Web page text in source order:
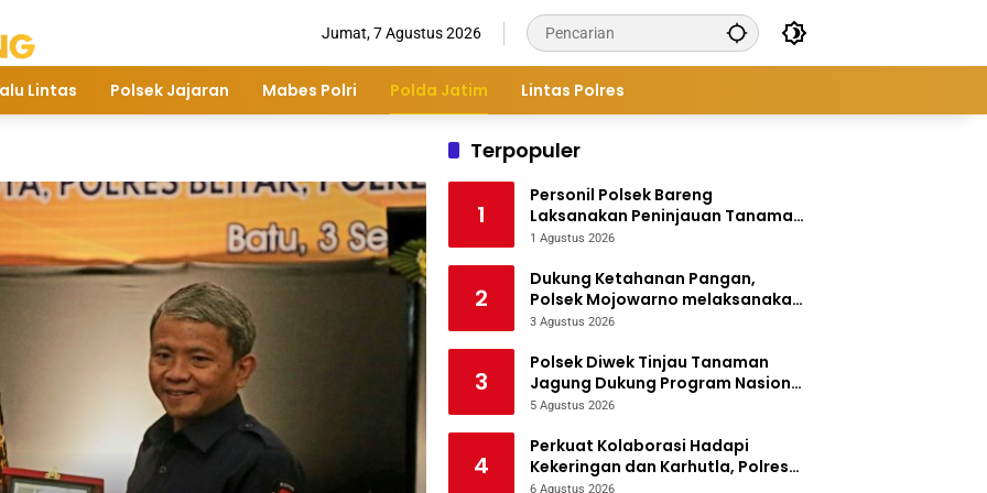
Jumat, 7 Agustus 2026
Lintas Polsek Jajaran Mabes Polri Polda Jatim Lintas Polres
Terpopuler
1
Personil Polsek Bareng
Laksanakan Peninjauan Tanaman
Jagung Dukung Program
1 Agustus 2026
2
Dukung Ketahanan Pangan,
Polsek Mojowarno melaksanakan
Pengecekan Tanaman Jagung
3 Agustus 2026
3
Polsek Diwek Tinjau Tanaman
Jagung Dukung Program Nasional
Asta Cita
5 Agustus 2026
4
Perkuat Kolaborasi Hadapi
Kekeringan dan Karhutla, Polres
Jombang Gelar Apel Siaga
6 Agustus 2026